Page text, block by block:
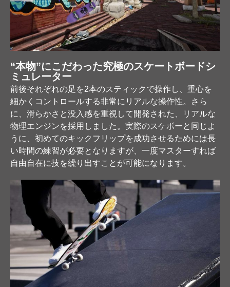
“本物”にこだわった究極のスケートボードシ
ミュレーター
前後それぞれの足を2本のスティックで操作し、重心を
細かくコントロールする非常にリアルな操作性。さら
に、滑らかさと没入感を重視して開発された、リアルな
物理エンジンを採用しました。実際のスケボーと同じよ
うに、初めてのキックフリップを成功させるためには長
い時間の練習が必要となりますが、一度マスターすれば
自由自在に技を繰り出すことが可能になります。